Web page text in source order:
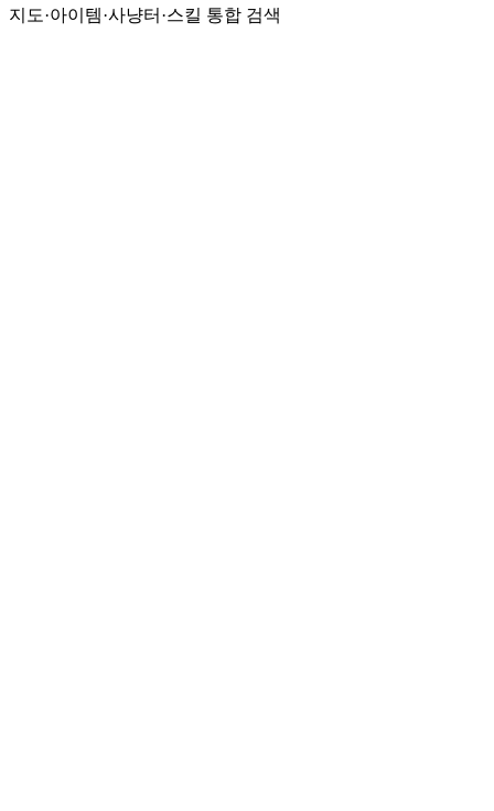
지도·아이템·사냥터·스킬 통합 검색